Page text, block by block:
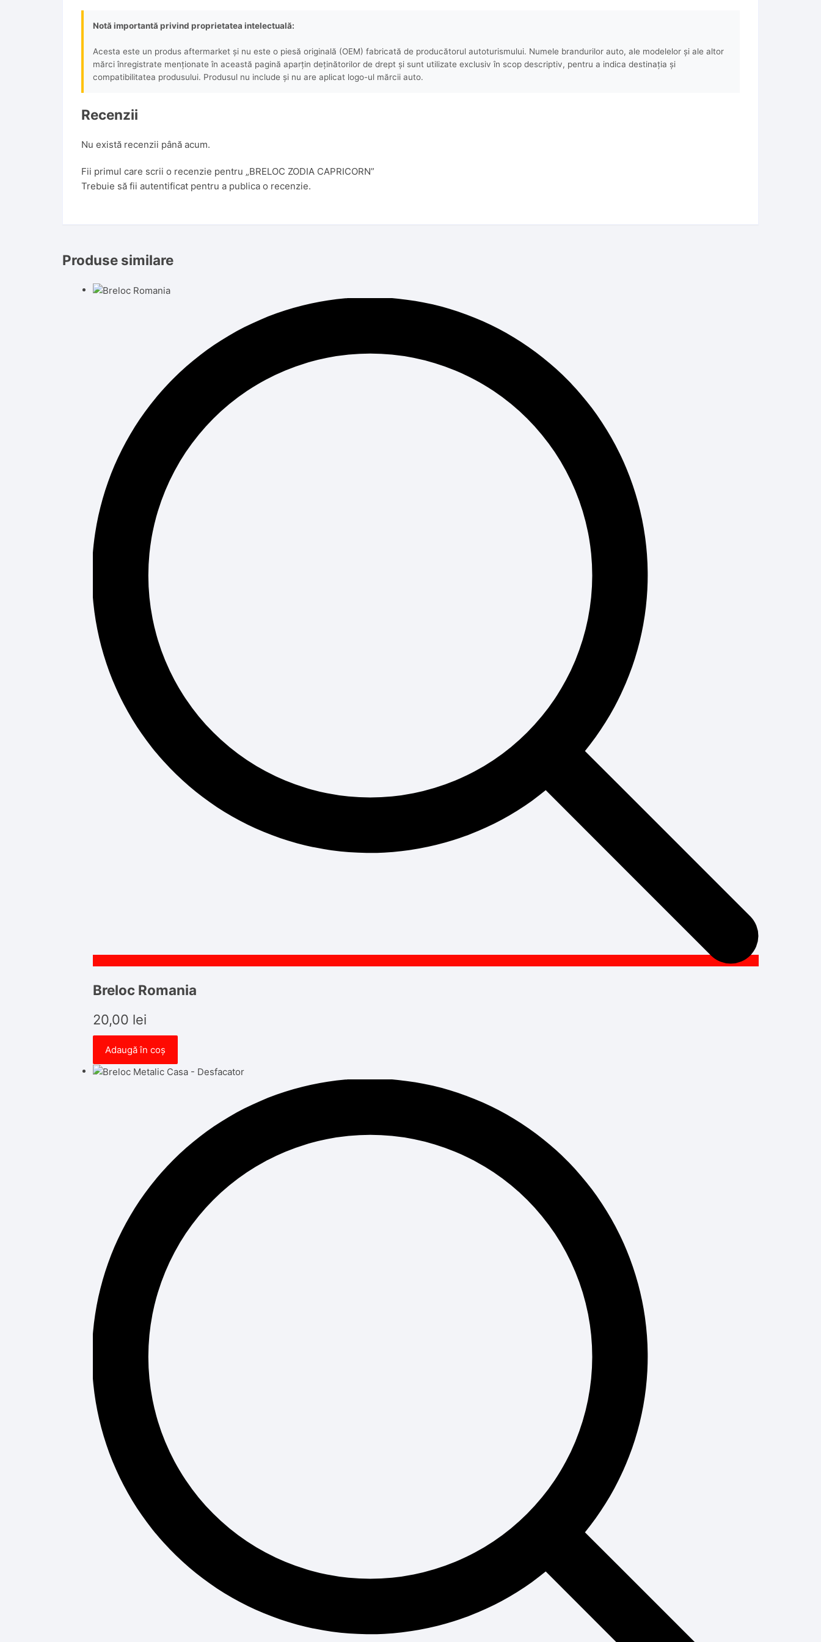
Notă importantă privind proprietatea intelectuală:
Acesta este un produs aftermarket și nu este o piesă originală (OEM) fabricată de producătorul autoturismului. Numele brandurilor auto, ale modelelor și ale altor
mărci înregistrate menționate în această pagină aparțin deținătorilor de drept și sunt utilizate exclusiv în scop descriptiv, pentru a indica destinația și
compatibilitatea produsului. Produsul nu include și nu are aplicat logo-ul mărcii auto.
Recenzii
Nu există recenzii până acum.
Fii primul care scrii o recenzie pentru „BRELOC ZODIA CAPRICORN”
Trebuie să fii autentificat pentru a publica o recenzie.
Produse similare
Breloc Romania
20,00 lei
Adaugă în coș